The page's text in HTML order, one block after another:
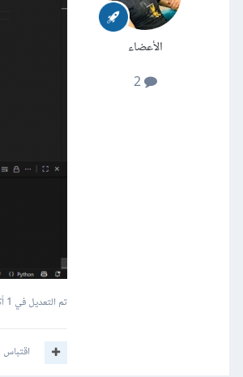
الأعضاء
2
تم التعديل في 1 أكتوبر 2025
اقتباس